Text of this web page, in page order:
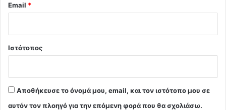
Email *
Ιστότοπος
Αποθήκευσε το όνομά μου, email, και τον ιστότοπο μου σε
αυτόν τον πλοηγό για την επόμενη φορά που θα σχολιάσω.